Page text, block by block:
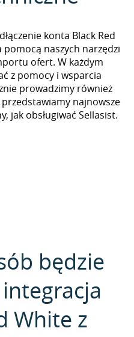
konta Black Red
naszych narzędzi
ofert. W każdym
z pomocy i wsparcia
prowadzimy również
najnowsze
jak obsługiwać Sellasist.
będzie
White z